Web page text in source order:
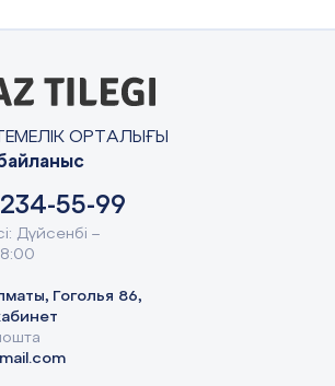
ОРТАЛЫҒЫ
55-99
Дүйсенбі –
Гоголья 86,